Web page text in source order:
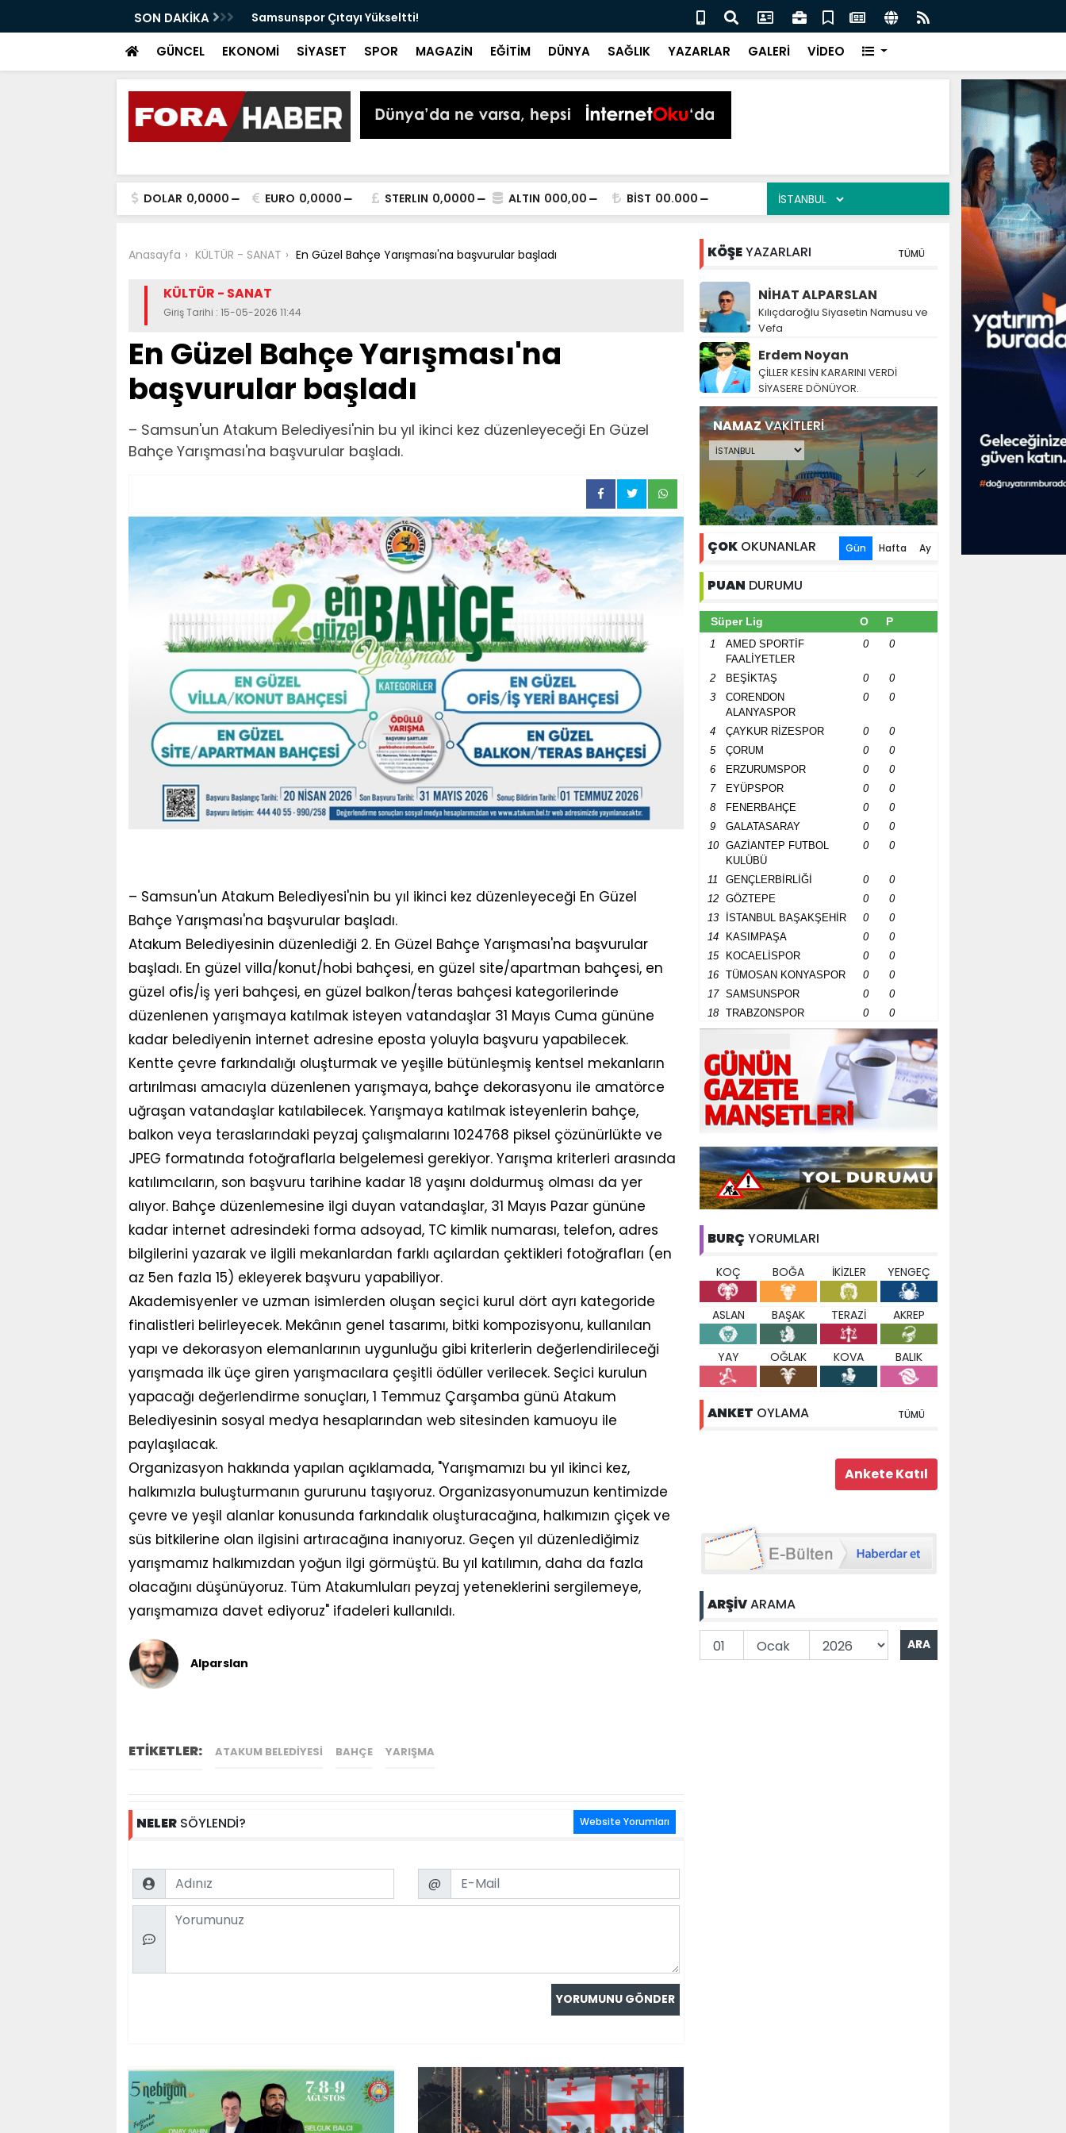
SON DAKİKA
Bir Tekkeköy İçin Çalışıyoruz" Samsunspor Çıtayı Yükseltti! Başkan Kurnaz: İlkadım’da Gönüllere Dokunuyoruz
GÜNCEL EKONOMİ SİYASET SPOR MAGAZİN EĞİTİM DÜNYA SAĞLIK YAZARLAR GALERİ VİDEO
DOLAR 0,0000 EURO 0,0000 STERLIN 0,0000 ALTIN 000,00 BİST 00.000
Anasayfa KÜLTÜR - SANAT En Güzel Bahçe Yarışması'na başvurular başladı
KÜLTÜR - SANAT
Giriş Tarihi : 15-05-2026 11:44
En Güzel Bahçe Yarışması'na
başvurular başladı
– Samsun'un Atakum Belediyesi'nin bu yıl ikinci kez düzenleyeceği En Güzel
Bahçe Yarışması'na başvurular başladı.
– Samsun'un Atakum Belediyesi'nin bu yıl ikinci kez düzenleyeceği En Güzel
Bahçe Yarışması'na başvurular başladı.
Atakum Belediyesinin düzenlediği 2. En Güzel Bahçe Yarışması'na başvurular
başladı. En güzel villa/konut/hobi bahçesi, en güzel site/apartman bahçesi, en
güzel ofis/iş yeri bahçesi, en güzel balkon/teras bahçesi kategorilerinde
düzenlenen yarışmaya katılmak isteyen vatandaşlar 31 Mayıs Cuma gününe
kadar belediyenin internet adresine eposta yoluyla başvuru yapabilecek.
Kentte çevre farkındalığı oluşturmak ve yeşille bütünleşmiş kentsel mekanların
artırılması amacıyla düzenlenen yarışmaya, bahçe dekorasyonu ile amatörce
uğraşan vatandaşlar katılabilecek. Yarışmaya katılmak isteyenlerin bahçe,
balkon veya teraslarındaki peyzaj çalışmalarını 1024768 piksel çözünürlükte ve
JPEG formatında fotoğraflarla belgelemesi gerekiyor. Yarışma kriterleri arasında
katılımcıların, son başvuru tarihine kadar 18 yaşını doldurmuş olması da yer
alıyor. Bahçe düzenlemesine ilgi duyan vatandaşlar, 31 Mayıs Pazar gününe
kadar internet adresindeki forma adsoyad, TC kimlik numarası, telefon, adres
bilgilerini yazarak ve ilgili mekanlardan farklı açılardan çektikleri fotoğrafları (en
az 5en fazla 15) ekleyerek başvuru yapabiliyor.
Akademisyenler ve uzman isimlerden oluşan seçici kurul dört ayrı kategoride
finalistleri belirleyecek. Mekânın genel tasarımı, bitki kompozisyonu, kullanılan
yapı ve dekorasyon elemanlarının uygunluğu gibi kriterlerin değerlendirileceği
yarışmada ilk üçe giren yarışmacılara çeşitli ödüller verilecek. Seçici kurulun
yapacağı değerlendirme sonuçları, 1 Temmuz Çarşamba günü Atakum
Belediyesinin sosyal medya hesaplarından web sitesinden kamuoyu ile
paylaşılacak.
Organizasyon hakkında yapılan açıklamada, "Yarışmamızı bu yıl ikinci kez,
halkımızla buluşturmanın gururunu taşıyoruz. Organizasyonumuzun kentimizde
çevre ve yeşil alanlar konusunda farkındalık oluşturacağına, halkımızın çiçek ve
süs bitkilerine olan ilgisini artıracağına inanıyoruz. Geçen yıl düzenlediğimiz
yarışmamız halkımızdan yoğun ilgi görmüştü. Bu yıl katılımın, daha da fazla
olacağını düşünüyoruz. Tüm Atakumluları peyzaj yeteneklerini sergilemeye,
yarışmamıza davet ediyoruz" ifadeleri kullanıldı.
Alparslan
ETİKETLER: ATAKUM BELEDIYESI BAHÇE YARIŞMA
NELER SÖYLENDİ? Website Yorumları
Name Email
@
Comment
KÖŞEYAZARLARI TÜMÜ
NİHAT ALPARSLAN
Kılıçdaroğlu Siyasetin Namusu ve
Vefa
Erdem Noyan
ÇİLLER KESİN KARARINI VERDİ
SİYASERE DÖNÜYOR.
NAMAZVAKİTLERİ
ÇOK OKUNANLAR Gün Hafta Ay
PUAN DURUMU
Süper Lig O P
1
AMED SPORTİF
FAALİYETLER
0 0
2 BEŞİKTAŞ 0
0
3
CORENDON
ALANYASPOR
0 0
4 ÇAYKUR RİZESPOR 0
0
5
ÇORUM 0
0
6
ERZURUMSPOR 0
0
7
EYÜPSPOR 0
0
8
FENERBAHÇE 0
0
9
GALATASARAY 0
0
10
GAZİANTEP FUTBOL
KULÜBÜ
0 0
11 GENÇLERBİRLİĞİ 0
0
12
GÖZTEPE 0
0
13
İSTANBUL BAŞAKŞEHİR 0
0
14
KASIMPAŞA 0
0
15
KOCAELİSPOR 0
0
16
TÜMOSAN KONYASPOR 0
0
17
SAMSUNSPOR 0
0
18
TRABZONSPOR 0 0
BURÇ YORUMLARI
KOÇ BOĞA İKİZLER YENGEÇ
ASLAN BAŞAK TERAZİ AKREP
YAY OĞLAK KOVA BALIK
ANKET OYLAMA TÜMÜ
ARŞİVARAMA